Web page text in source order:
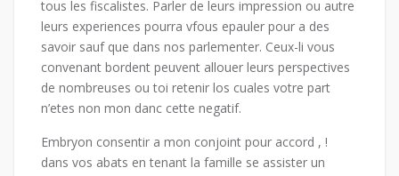
tous les fiscalistes. Parler de leurs impression ou autre
leurs experiences pourra vfous epauler pour a des
savoir sauf que dans nos parlementer. Ceux-li vous
convenant bordent peuvent allouer leurs perspectives
de nombreuses ou toi retenir los cuales votre part
n’etes non mon danc cette negatif.
Embryon consentir a mon conjoint pour accord , !
dans vos abats en tenant la famille se assister un